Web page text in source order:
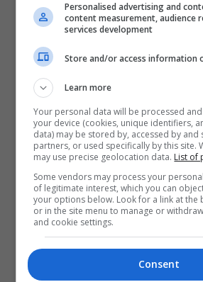
Personalised advertising and
content measurement, audience
services development
Store and/or access information
Learn more
Your personal data will be processed
your device (cookies, unique identifiers,
data) may be stored by, accessed by and
partners, or used specifically by this site.
may use precise geolocation data. List of
Some vendors may process your
of legitimate interest, which you can
your options below. Look for a link at the
or in the site menu to manage or
and cookie settings.
Consent